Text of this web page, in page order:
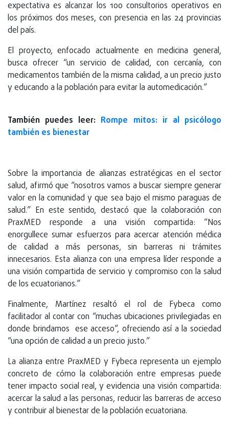
expectativa es alcanzar los 100 consultorios operativos en
los próximos dos meses, con presencia en las 24 provincias
del país.
El proyecto, enfocado actualmente en medicina general,
busca ofrecer “un servicio de calidad, con cercanía, con
medicamentos también de la misma calidad, a un precio justo
y educando a la población para evitar la automedicación.”
También puedes leer: Rompe mitos: ir al psicólogo
también es bienestar
Sobre la importancia de alianzas estratégicas en el sector
salud, afirmó que “nosotros vamos a buscar siempre generar
valor en la comunidad y que sea bajo el mismo paraguas de
salud.” En este sentido, destacó que la colaboración con
PraxMED responde a una visión compartida: “Nos
enorgullece sumar esfuerzos para acercar atención médica
de calidad a más personas, sin barreras ni trámites
innecesarios. Esta alianza con una empresa líder responde a
una visión compartida de servicio y compromiso con la salud
de los ecuatorianos.”
Finalmente, Martínez resaltó el rol de Fybeca como
facilitador al contar con “muchas ubicaciones privilegiadas en
donde brindamos ese acceso”, ofreciendo así a la sociedad
“una opción de calidad a un precio justo.”
La alianza entre PraxMED y Fybeca representa un ejemplo
concreto de cómo la colaboración entre empresas puede
tener impacto social real, y evidencia una visión compartida:
acercar la salud a las personas, reducir las barreras de acceso
y contribuir al bienestar de la población ecuatoriana.